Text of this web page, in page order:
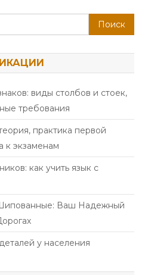
Поиск
виды столбов и стоек,
требования
практика первой
к экзаменам
как учить язык с
Ваш Надежный
у населения